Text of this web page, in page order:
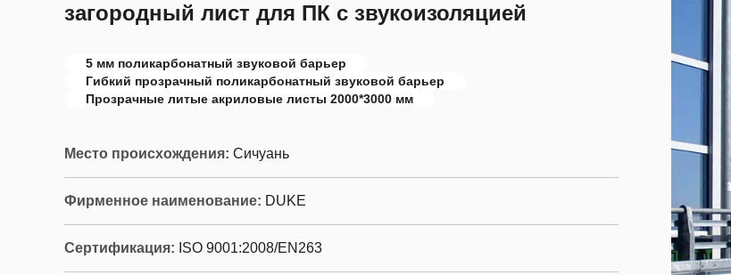
загородный лист для ПК с звукоизоляцией
5 мм поликарбонатный звуковой барьер
Гибкий прозрачный поликарбонатный звуковой барьер
Прозрачные литые акриловые листы 2000*3000 мм
Место происхождения: Сичуань
Фирменное наименование: DUKE
Сертификация: ISO 9001:2008/EN263